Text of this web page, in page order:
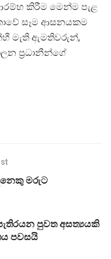
කිරීම මෙන්ම පැළ
සෑම ආසනයකම
මැති ඇමතිවරුන්,
ප්‍රධානීන්ගේ
මරුට
පුවත අසත්‍යයකි
පවසයි